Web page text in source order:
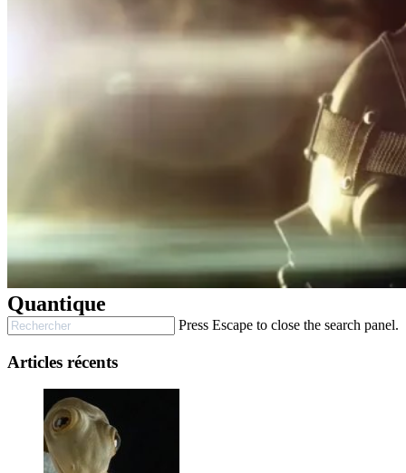
Quantique
Press Escape to close the search panel.
Articles récents